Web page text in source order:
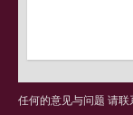
任何的意见与问题 请联